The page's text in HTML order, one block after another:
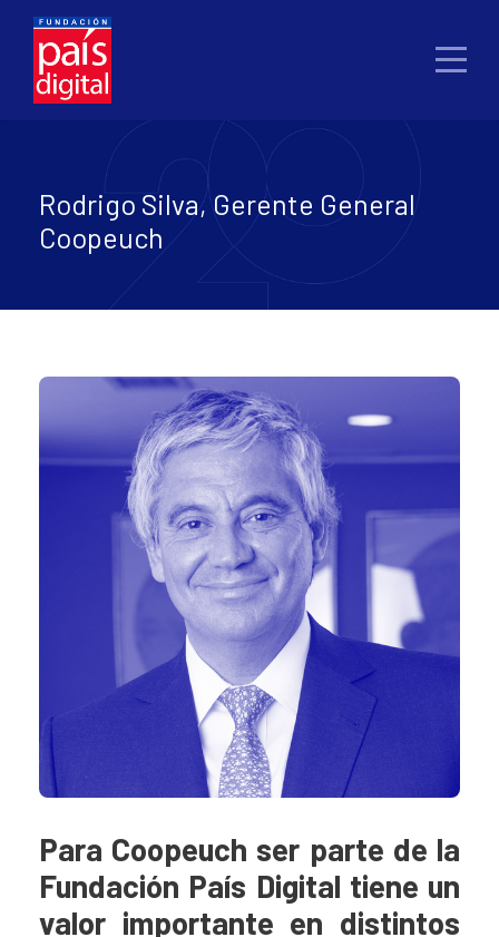
Rodrigo Silva, Gerente General
Coopeuch
Para Coopeuch ser parte de la
Fundación País Digital tiene un
valor importante en distintos